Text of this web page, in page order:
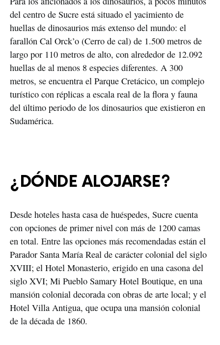
del centro de Sucre está situado el yacimiento de
huellas de dinosaurios más extenso del mundo: el
farallón Cal Orck’o (Cerro de cal) de 1.500 metros de
largo por 110 metros de alto, con alrededor de 12.092
huellas de al menos 8 especies diferentes. A 300
metros, se encuentra el Parque Cretácico, un complejo
turístico con réplicas a escala real de la flora y fauna
del último periodo de los dinosaurios que existieron en
Sudamérica.
¿DÓNDE ALOJARSE?
Desde hoteles hasta casa de huéspedes, Sucre cuenta
con opciones de primer nivel con más de 1200 camas
en total. Entre las opciones más recomendadas están el
Parador Santa María Real de carácter colonial del siglo
XVIII; el Hotel Monasterio, erigido en una casona del
siglo XVI; Mi Pueblo Samary Hotel Boutique, en una
mansión colonial decorada con obras de arte local; y el
Hotel Villa Antigua, que ocupa una mansión colonial
de la década de 1860.